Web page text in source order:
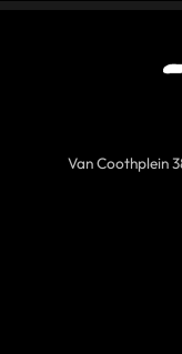
Van Coothplein